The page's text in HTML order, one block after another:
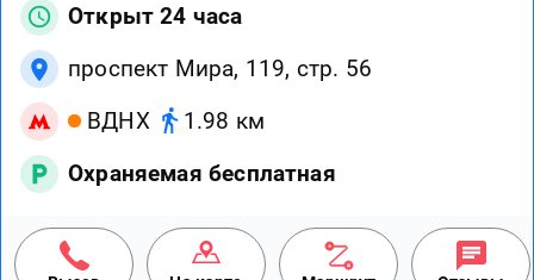
Открыт 24 часа
проспект Мира, 119, стр. 56
ВДНХ
1.98 км
Охраняемая бесплатная